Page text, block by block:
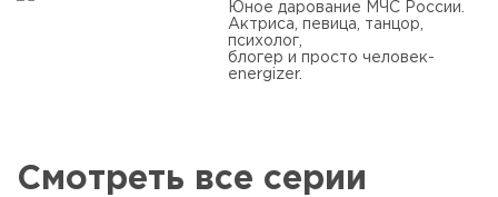
Юное дарование МЧС России.
Актриса, певица, танцор,
психолог,
блогер и просто человек-
energizer.
Смотреть все серии